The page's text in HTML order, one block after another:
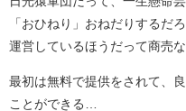
「おひねり」おねだりするだろ
運営しているほうだって商売
最初は無料で提供をされて、
ことができる…